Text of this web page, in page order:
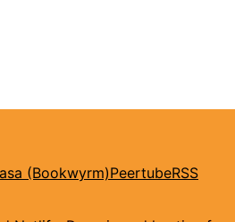
(Bookwyrm)PeertubeRSS